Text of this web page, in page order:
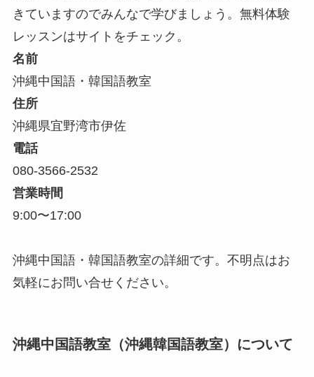
きていますのでみんなで学びましょう。無料体験
レッスンはサイトをチェック。
名前
沖縄中国語・韓国語教室
住所
沖縄県宜野湾市伊佐
電話
080-3566-2532
営業時間
9:00〜17:00
沖縄中国語・韓国語教室の詳細です。不明点はお
気軽にお問い合せください。
沖縄中国語教室（沖縄韓国語教室）について